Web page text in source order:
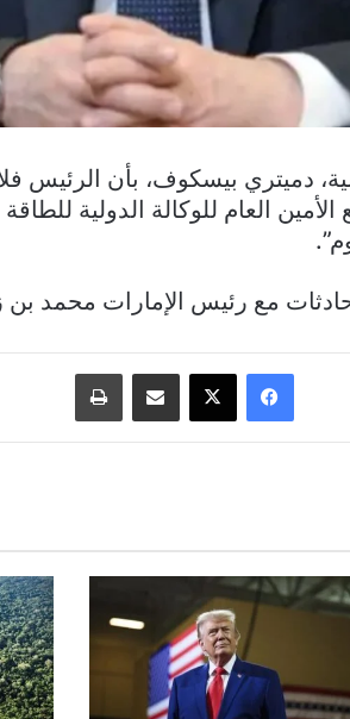
دميتري بيسكوف، بأن الرئيس
العام للوكالة الدولية للطاقة
مع رئيس الإمارات محمد بن
فيسبوك ‫X مشاركة عبر البريد طباعة